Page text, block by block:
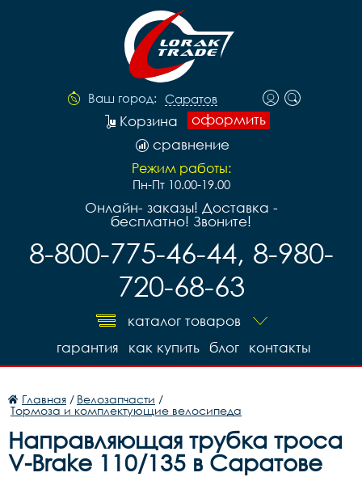
Ваш город: Саратов
оформить
Корзина
сравнение
Режим работы:
Пн-Пт 10.00-19.00
Онлайн- заказы! Доставка -
бесплатно! Звоните!
8-800-775-46-44, 8-980-
720-68-63
каталог товаров
контакты
блог
как купить
гарантия
Главная / Велозапчасти /
Тормоза и комплектующие велосипеда
Направляющая трубка троса
V-Brake 110/135 в Саратове